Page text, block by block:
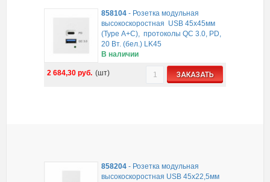
858104- Розетка модульная
высокоскоростная USB 45х45мм
(Type А+С), протоколы QC 3.0, PD,
20 Вт. (бел.) LK45
В наличии
2 684,30 руб. (шт) ЗАКАЗАТЬ
858204- Розетка модульная
высокоскоростная USB 45х22,5мм